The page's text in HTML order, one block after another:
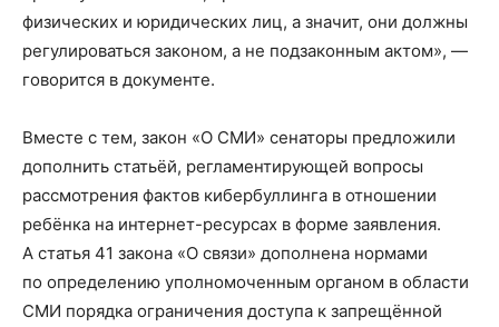
физических и юридических лиц, а значит, они должны
регулироваться законом, а не подзаконным актом», —
говорится в документе.
Вместе с тем, закон «О СМИ» сенаторы предложили
дополнить статьёй, регламентирующей вопросы
рассмотрения фактов кибербуллинга в отношении
ребёнка на интернет-ресурсах в форме заявления.
А статья 41 закона «О связи» дополнена нормами
по определению уполномоченным органом в области
СМИ порядка ограничения доступа к запрещённой